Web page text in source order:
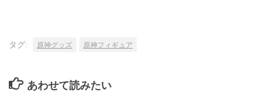
タグ: 原神グッズ 原神フィギュア
あわせて読みたい